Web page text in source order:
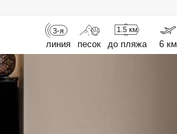
3-я
линия песок
1.5 км
до пляжа 6 км